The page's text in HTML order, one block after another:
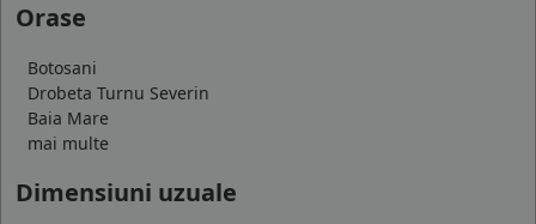
Orase
Botosani
Drobeta Turnu Severin
Baia Mare
mai multe
Dimensiuni uzuale